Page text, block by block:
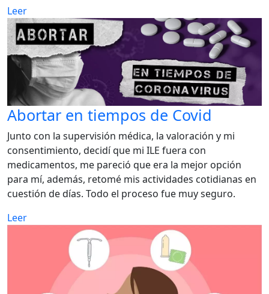
Leer
Abortar en tiempos de Covid
Junto con la supervisión médica, la valoración y mi
consentimiento, decidí que mi ILE fuera con
medicamentos, me pareció que era la mejor opción
para mí, además, retomé mis actividades cotidianas en
cuestión de días. Todo el proceso fue muy seguro.
Leer